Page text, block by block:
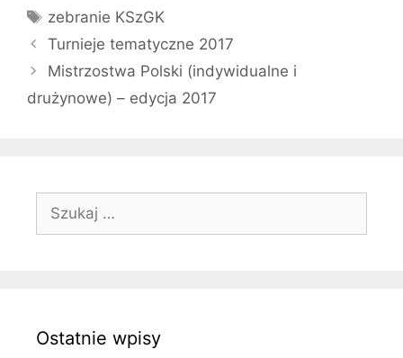
Tagi
zebranie KSzGK
Turnieje tematyczne 2017
Mistrzostwa Polski (indywidualne i
drużynowe) – edycja 2017
Ostatnie wpisy